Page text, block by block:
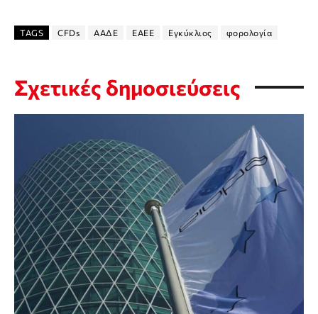
TAGS CFDs ΑΑΔΕ ΕΑΕΕ Εγκύκλιος φορολογία
Σχετικές δημοσιεύσεις